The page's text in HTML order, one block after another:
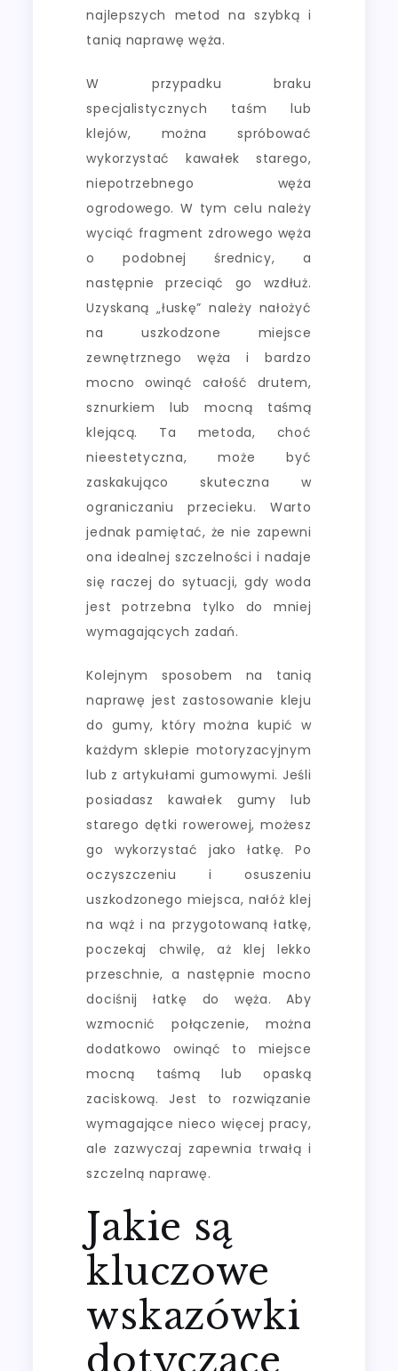
najlepszych metod na szybką i
tanią naprawę węża.
W przypadku braku
specjalistycznych taśm lub
klejów, można spróbować
wykorzystać kawałek starego,
niepotrzebnego węża
ogrodowego. W tym celu należy
wyciąć fragment zdrowego węża
o podobnej średnicy, a
następnie przeciąć go wzdłuż.
Uzyskaną „łuskę” należy nałożyć
na uszkodzone miejsce
zewnętrznego węża i bardzo
mocno owinąć całość drutem,
sznurkiem lub mocną taśmą
klejącą. Ta metoda, choć
nieestetyczna, może być
zaskakująco skuteczna w
ograniczaniu przecieku. Warto
jednak pamiętać, że nie zapewni
ona idealnej szczelności i nadaje
się raczej do sytuacji, gdy woda
jest potrzebna tylko do mniej
wymagających zadań.
Kolejnym sposobem na tanią
naprawę jest zastosowanie kleju
do gumy, który można kupić w
każdym sklepie motoryzacyjnym
lub z artykułami gumowymi. Jeśli
posiadasz kawałek gumy lub
starego dętki rowerowej, możesz
go wykorzystać jako łatkę. Po
oczyszczeniu i osuszeniu
uszkodzonego miejsca, nałóż klej
na wąż i na przygotowaną łatkę,
poczekaj chwilę, aż klej lekko
przeschnie, a następnie mocno
dociśnij łatkę do węża. Aby
wzmocnić połączenie, można
dodatkowo owinąć to miejsce
mocną taśmą lub opaską
zaciskową. Jest to rozwiązanie
wymagające nieco więcej pracy,
ale zazwyczaj zapewnia trwałą i
szczelną naprawę.
Jakie są
kluczowe
wskazówki
dotyczące